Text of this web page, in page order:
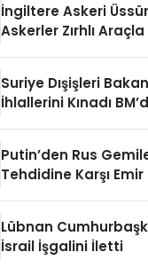
İngiltere Askeri
Askerler Zırhlı
Suriye Dışişleri
İhlallerini Kınadı
Putin’den Rus
Tehdidine Karşı
Lübnan
İsrail İşgalini İletti